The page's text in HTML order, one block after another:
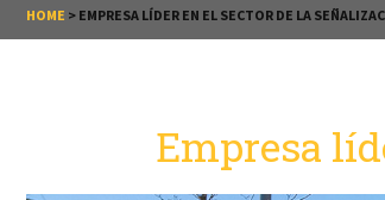
HOME > EMPRESA LÍDER EN EL SECTOR DE LA
Empresa